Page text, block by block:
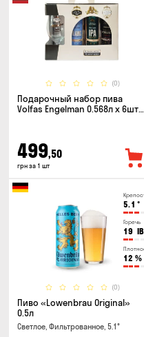
(0)
Подарочный набор пива
Volfas Engelman 0.568л x 6шт +
499,50
грн за 1 шт
5.1 °
Горечь
19
12 %
(0)
Пиво «Lowenbrau Original»
0.5л
Светлое, Фильтрованное, 5.1°